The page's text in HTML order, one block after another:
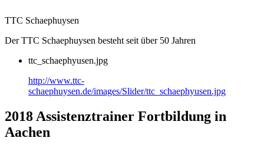
TTC Schaephuysen
Der TTC Schaephuysen besteht seit über 50 Jahren
ttc_schaephyusen.jpg
http://www.ttc-
schaephuysen.de/images/Slider/ttc_schaephyusen.jpg
2018 Assistenztrainer Fortbildung in
Aachen